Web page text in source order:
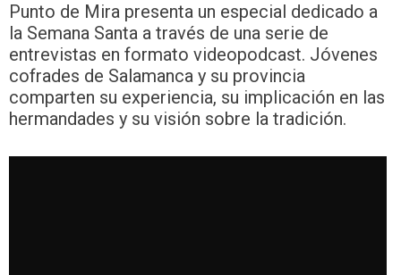
Punto de Mira presenta un especial dedicado a
la Semana Santa a través de una serie de
entrevistas en formato videopodcast. Jóvenes
cofrades de Salamanca y su provincia
comparten su experiencia, su implicación en las
hermandades y su visión sobre la tradición.